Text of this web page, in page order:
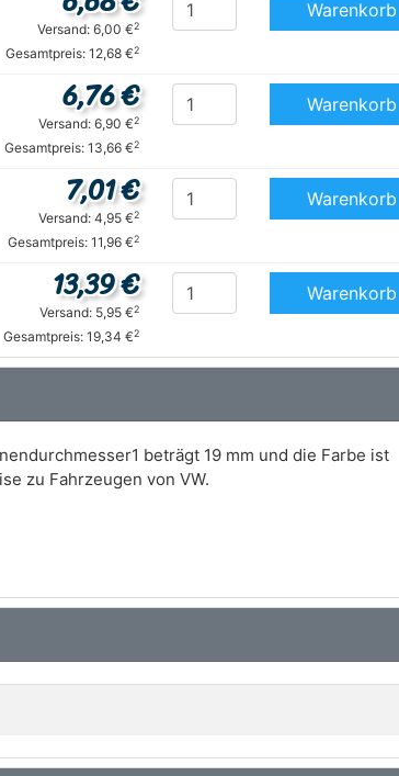
Versand: 6,00 €2
Gesamtpreis: 12,68 €2
Warenkorb
6,76 €
Versand: 6,90 €2
Gesamtpreis: 13,66 €2
Warenkorb
7,01 €
Versand: 4,95 €2
Gesamtpreis: 11,96 €2
Warenkorb
13,39 €
Versand: 5,95 €2
Gesamtpreis: 19,34 €2
Warenkorb
beträgt 19 mm und die Farbe ist
zu Fahrzeugen von VW.